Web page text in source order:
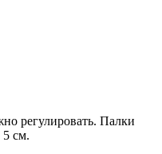
регулировать. Палки
см.